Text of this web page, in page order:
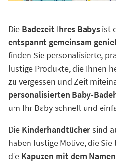
DieBadezeit Ihres Babysist
entspannt gemeinsam
finden Sie personalisierte,
lustige Produkte, die Ihnen
zu vergessen und Zeit
personalisierten Baby-
um Ihr Baby schnell und
Die Kinderhandtüchersind
haben lustige Motive, die Sie
die Kapuzen mit dem